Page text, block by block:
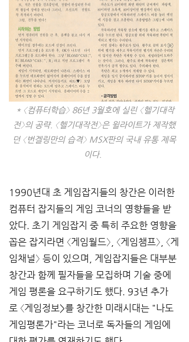
* 〈컴퓨터학습〉 86년 3월호에 실린 〈헬기대작
전〉의 공략. 〈헬기대작전〉은 윌라이트가 제작했
던 〈번겔링만의 습격〉 MSX판의 국내 유통 제목
이다.
1990년대 초 게임잡지들의 창간은 이러한
컴퓨터 잡지들의 게임 코너의 영향들을 받
았다. 초기 게임잡지 중 특히 주요한 영향을
꼽은 잡지라면 〈게임월드〉, 〈게임챔프〉, 〈게
임채널〉 등이 있으며, 게임잡지들은 대부분
창간과 함께 필자들을 모집하며 기술 중에
게임 평론을 요구하기도 했다. 93년 추가
로 〈게임정보>를 창간한 미래시대는 "나도
게임평론가"라는 코너로 독자들의 게임에